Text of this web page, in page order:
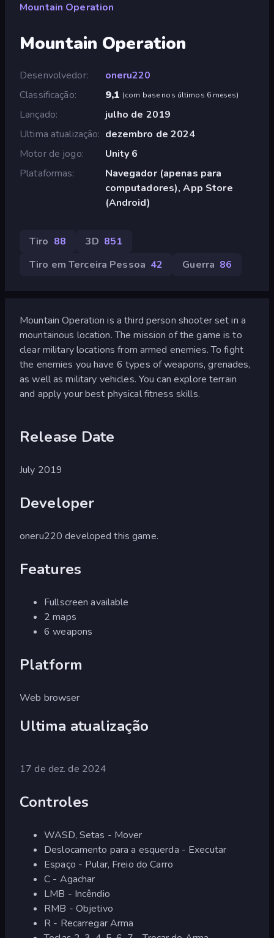
Mountain Operation
Mountain Operation
Desenvolvedor
oneru220
Classificação
9,1 (com base nos últimos 6 meses)
Lançado
julho de 2019
Ultima atualização
dezembro de 2024
Motor de jogo
Unity 6
Plataformas
Navegador (apenas para
computadores), App Store
(Android)
Tiro 88 3D 851
Tiro em Terceira Pessoa 42 Guerra 86
Mountain Operation is a third person shooter set in a
mountainous location. The mission of the game is to
clear military locations from armed enemies. To fight
the enemies you have 6 types of weapons, grenades,
as well as military vehicles. You can explore terrain
and apply your best physical fitness skills.
Release Date
July 2019
Developer
oneru220 developed this game.
Features
Fullscreen available
2 maps
6 weapons
Platform
Web browser
Ultima atualização
17 de dez. de 2024
Controles
WASD, Setas - Mover
Deslocamento para a esquerda - Executar
Espaço - Pular, Freio do Carro
C - Agachar
LMB - Incêndio
RMB - Objetivo
R - Recarregar Arma